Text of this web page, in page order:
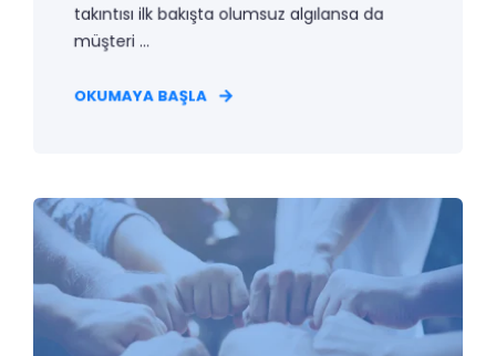
takıntısı ilk bakışta olumsuz algılansa da
müşteri ...
OKUMAYA BAŞLA